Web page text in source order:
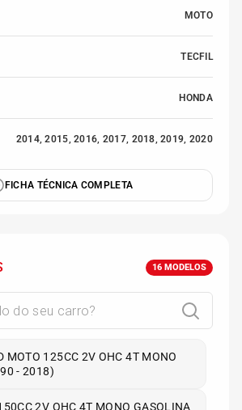
MOTO
TECFIL
HONDA
2014, 2015, 2016, 2017, 2018, 2019, 2020
FICHA TÉCNICA COMPLETA
16 MODELOS
MOTO 125CC 2V OHC 4T MONO
- 2018)
2V OHC 4T MONO GASOLINA